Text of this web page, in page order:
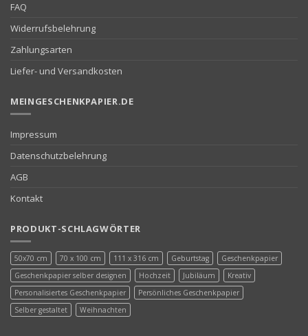
FAQ
Widerrufsbelehrung
Zahlungsarten
Liefer- und Versandkosten
MEINGESCHENKPAPIER.DE
Impressum
Datenschutzbelehrung
AGB
Kontakt
PRODUKT-SCHLAGWÖRTER
50x70 cm 70 x 100 cm 111 x 316 cm Geburtstag
Geschenkpapier
Geschenkpapier selber designen
Hochzeit Jubiläum
Kreativ
Personalisiertes Geschenkpapier
Persönliches Geschenkpapier
Selber gestaltet
Weihnachten